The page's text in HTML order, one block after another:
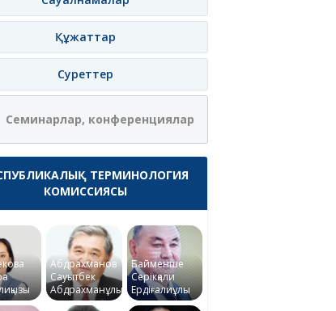
Құжаттар
Суреттер
Семинарлар, конференциялар
ТЕРМИНОЛОГИЯ
КОМИССИЯСЫ
Абдрахманов
Сауытбек
Абдрахманұлы
Байменше
Серікқали
Ердіғалиұлы